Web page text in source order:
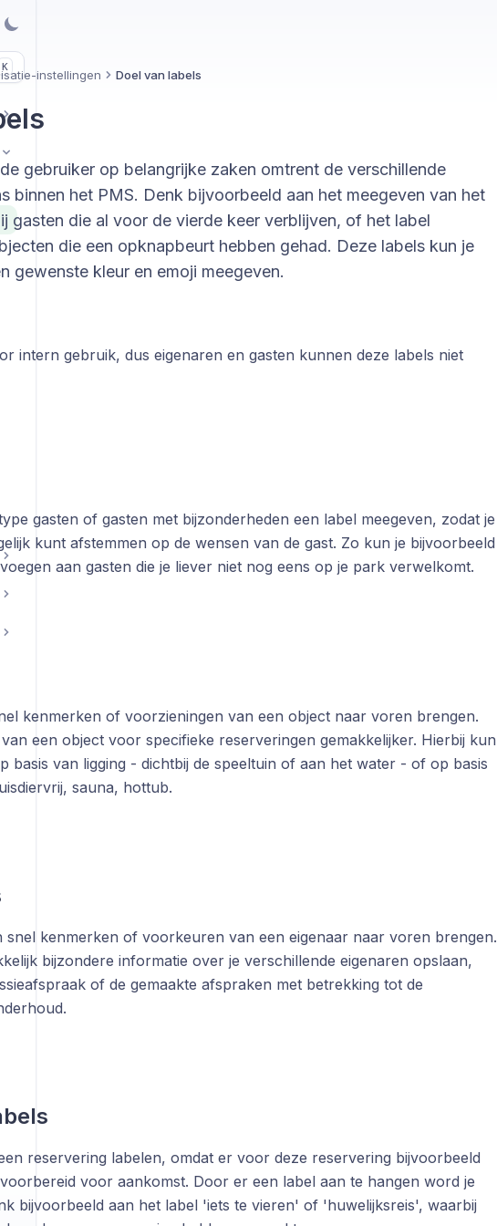
K
instellingen Doel van labels
gebruiker op belangrijke zaken omtrent de verschillende
binnen het PMS. Denk bijvoorbeeld aan het meegeven van het
gasten die al voor de vierde keer verblijven, of het label
die een opknapbeurt hebben gehad. Deze labels kun je
gewenste kleur en emoji meegeven.
intern gebruik, dus eigenaren en gasten kunnen deze labels niet
gasten of gasten met bijzonderheden een label meegeven, zodat je
kunt afstemmen op de wensen van de gast. Zo kun je bijvoorbeeld
aan gasten die je liever niet nog eens op je park verwelkomt.
kenmerken of voorzieningen van een object naar voren brengen.
een object voor specifieke reserveringen gemakkelijker. Hierbij kun
basis van ligging - dichtbij de speeltuin of aan het water - of op basis
sauna, hottub.
snel kenmerken of voorkeuren van een eigenaar naar voren brengen.
bijzondere informatie over je verschillende eigenaren opslaan,
of de gemaakte afspraken met betrekking tot de
reservering labelen, omdat er voor deze reservering bijvoorbeeld
voor aankomst. Door er een label aan te hangen word je
bijvoorbeeld aan het label 'iets te vieren' of 'huwelijksreis', waarbij